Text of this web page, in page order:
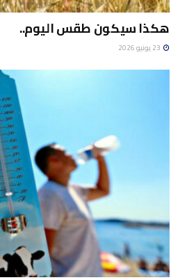
هكذا سيكون طقس اليوم..